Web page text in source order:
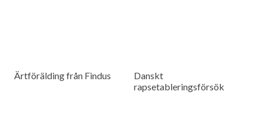
Ärtförälding från Findus
Danskt
rapsetableringsförsök